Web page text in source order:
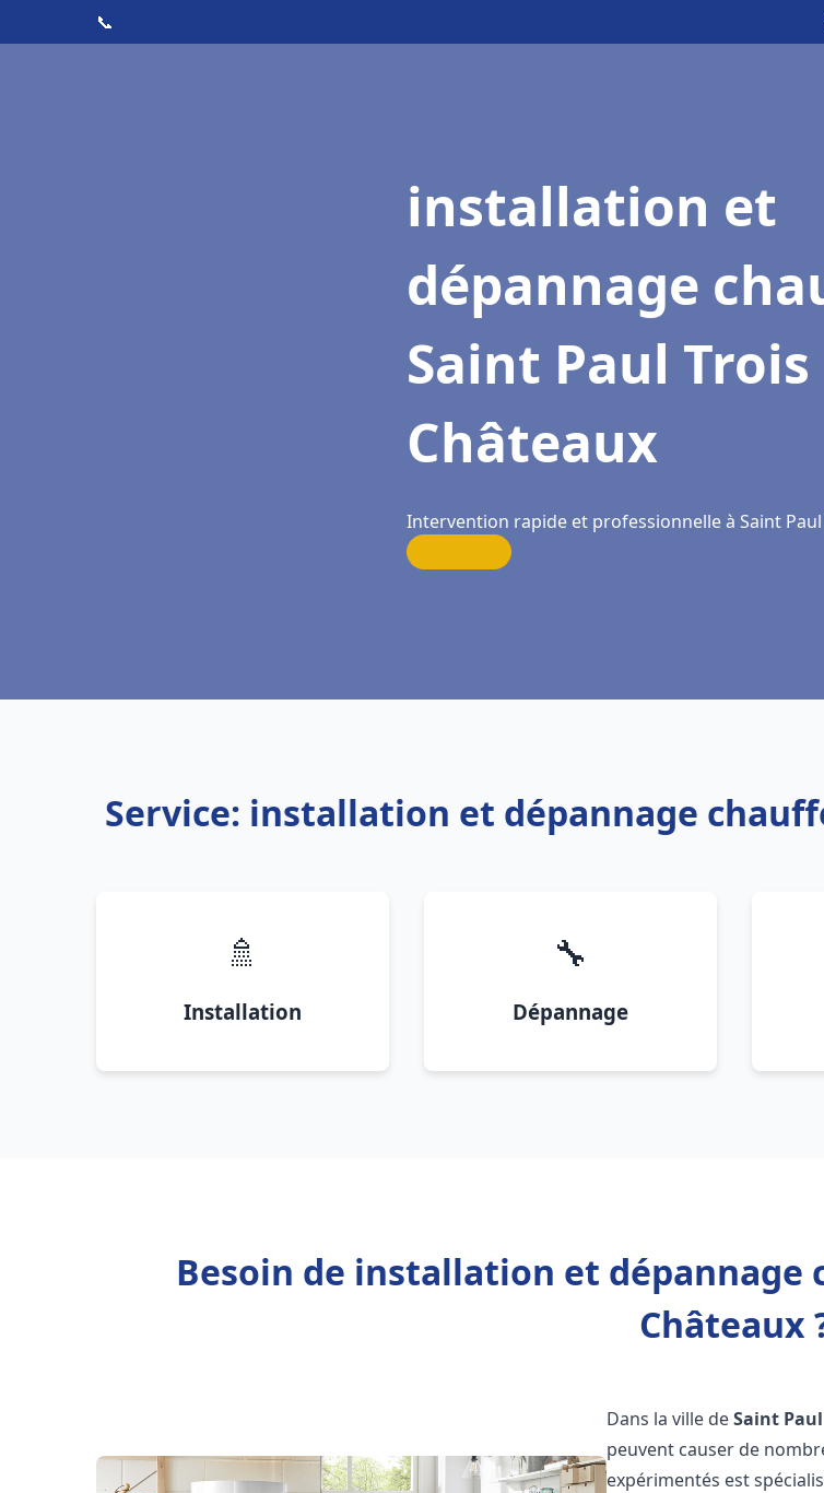
📞
installation et
dépannage
Saint Paul Trois
Châteaux
Intervention rapide et professionnelle à Saint Paul
Service: installation et dépannage
🚿
Installation
🔧
Dépannage
Besoin de installation et dépannage
Châteaux
Dans la ville deSaint
peuvent causer de
expérimentés est